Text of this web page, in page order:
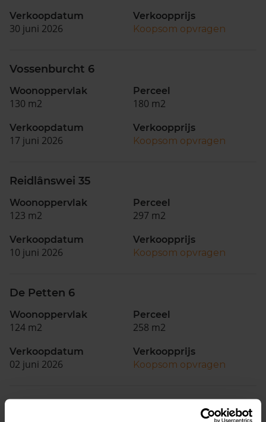
Verkoopdatum
30 juni 2026
Verkoopprijs
Koopsom opvragen
Vossenburcht 6
Woonoppervlak
130 m2
Perceel
180 m2
Verkoopdatum
17 juni 2026
Verkoopprijs
Koopsom opvragen
Reidlânswei 35
Woonoppervlak
123 m2
Perceel
297 m2
Verkoopdatum
10 juni 2026
Verkoopprijs
Koopsom opvragen
De Petten 6
Woonoppervlak
124 m2
Perceel
258 m2
Verkoopdatum
02 juni 2026
Verkoopprijs
Koopsom opvragen